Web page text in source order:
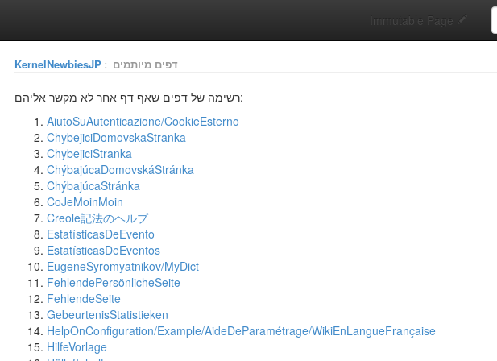
Immutable Page
KernelNewbiesJP : דפים מיותמים
רשימה של דפים שאף דף אחר לא מקשר אליהם:
AiutoSuAutenticazione/CookieEsterno
ChybejiciDomovskaStranka
ChybejiciStranka
ChýbajúcaDomovskáStránka
ChýbajúcaStránka
CoJeMoinMoin
Creole記法のヘルプ
EstatísticasDeEvento
EstatísticasDeEventos
EugeneSyromyatnikov/MyDict
FehlendePersönlicheSeite
FehlendeSeite
GebeurtenisStatistieken
HelpOnConfiguration/Example/AideDeParamétrage/WikiEnLangueFrançaise
HilfeVorlage